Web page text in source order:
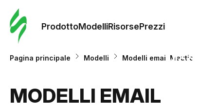
ProdottoModelliRisorsePrezzi
Modelli
Pagina principale Modelli Modelli email Mautic
MODELLI EMAIL